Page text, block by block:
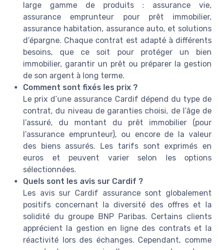
large gamme de produits : assurance vie,
assurance emprunteur pour prêt immobilier,
assurance habitation, assurance auto, et solutions
d’épargne. Chaque contrat est adapté à différents
besoins, que ce soit pour protéger un bien
immobilier, garantir un prêt ou préparer la gestion
de son argent à long terme.
Comment sont fixés les prix ?
Le prix d’une assurance Cardif dépend du type de
contrat, du niveau de garanties choisi, de l’âge de
l’assuré, du montant du prêt immobilier (pour
l’assurance emprunteur), ou encore de la valeur
des biens assurés. Les tarifs sont exprimés en
euros et peuvent varier selon les options
sélectionnées.
Quels sont les avis sur Cardif ?
Les avis sur Cardif assurance sont globalement
positifs concernant la diversité des offres et la
solidité du groupe BNP Paribas. Certains clients
apprécient la gestion en ligne des contrats et la
réactivité lors des échanges. Cependant, comme